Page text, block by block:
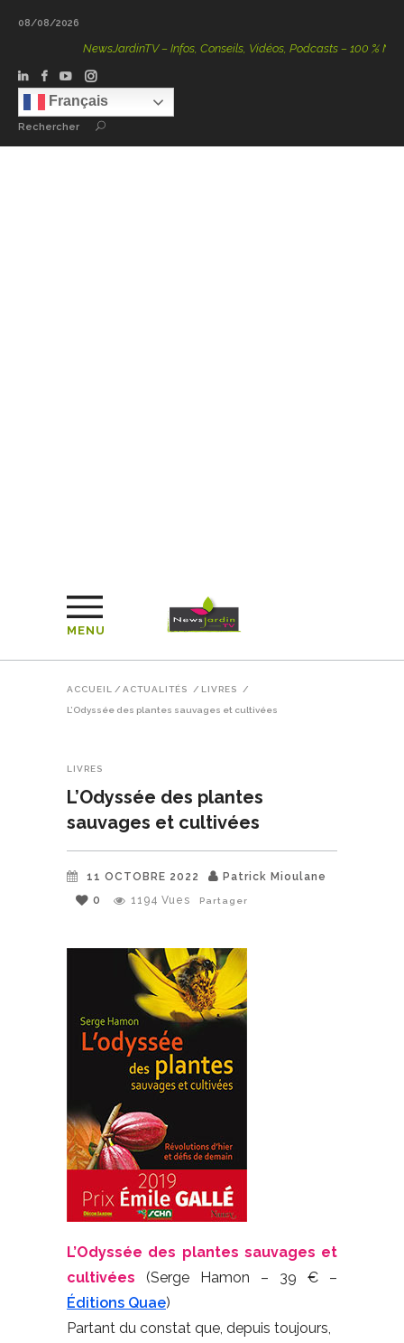
08/08/2026
NewsJardinTV – Infos, Conseils, Vidéos, Podcasts – 100 % Nature
Français
Rechercher
MENU
ACCUEIL / ACTUALITÉS / LIVRES /
L’Odyssée des plantes sauvages et cultivées
LIVRES
L’Odyssée des plantes
sauvages et cultivées
11 OCTOBRE 2022
Patrick Mioulane
0
1194 Vues Partager
L’Odyssée des plantes sauvages et
cultivées (Serge Hamon – 39 € –
Éditions Quae)
Partant du constat que, depuis toujours,